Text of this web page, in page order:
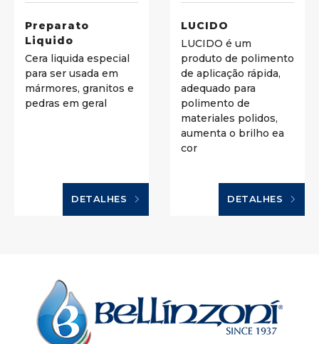
Preparato
Liquido
Cera liquida especial
para ser usada em
mármores, granitos e
pedras em geral
DETALHES
LUCIDO
LUCIDO é um
produto de polimento
de aplicação rápida,
adequado para
polimento de
materiales polidos,
aumenta o brilho ea
cor
DETALHES